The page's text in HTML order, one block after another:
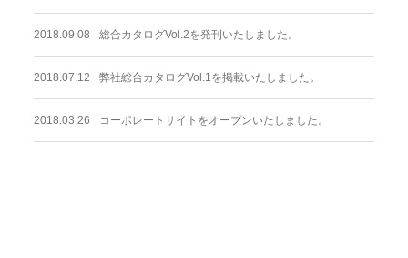
2018.09.08 総合カタログVol.2を発刊いたしました。
2018.07.12 弊社総合カタログVol.1を掲載いたしました。
2018.03.26 コーポレートサイトをオープンいたしました。